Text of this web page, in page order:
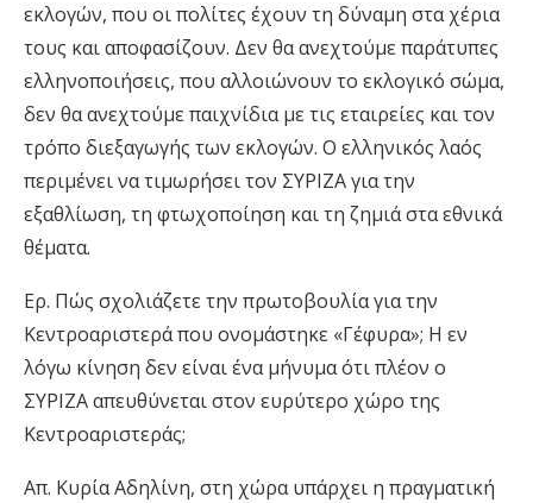
εκλογών, που οι πολίτες έχουν τη δύναμη στα χέρια
τους και αποφασίζουν. Δεν θα ανεχτούμε παράτυπες
ελληνοποιήσεις, που αλλοιώνουν το εκλογικό σώμα,
δεν θα ανεχτούμε παιχνίδια με τις εταιρείες και τον
τρόπο διεξαγωγής των εκλογών. Ο ελληνικός λαός
περιμένει να τιμωρήσει τον ΣΥΡΙΖΑ για την
εξαθλίωση, τη φτωχοποίηση και τη ζημιά στα εθνικά
θέματα.
Ερ. Πώς σχολιάζετε την πρωτοβουλία για την
Κεντροαριστερά που ονομάστηκε «Γέφυρα»; Η εν
λόγω κίνηση δεν είναι ένα μήνυμα ότι πλέον ο
ΣΥΡΙΖΑ απευθύνεται στον ευρύτερο χώρο της
Κεντροαριστεράς;
Απ. Κυρία Αδηλίνη, στη χώρα υπάρχει η πραγματική